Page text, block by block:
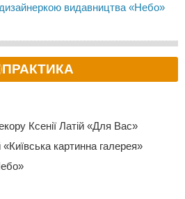
дизайнеркою видавництва «Небо»
ПРАКТИКА
Ксенії Латій «Для Вас»
картинна галерея»